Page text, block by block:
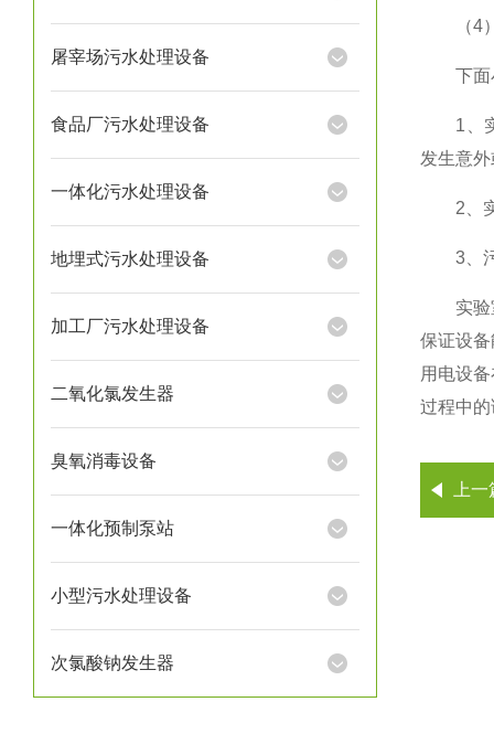
屠宰场污水处理设备
食品厂污水处理设备
一体化污水处理设备
地埋式污水处理设备
加工厂污水处理设备
二氧化氯发生器
臭氧消毒设备
一体化预制泵站
小型污水处理设备
次氯酸钠发生器
（4）
下面小
1、实
发生意
2、实
3、污
实验室
保证设
用电设
过程中
上